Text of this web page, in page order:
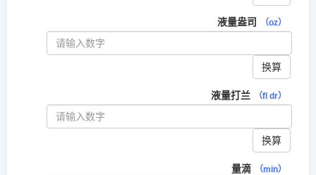
液量盎司 （oz）
换算
液量打兰 （fl dr）
换算
量滴 （min）